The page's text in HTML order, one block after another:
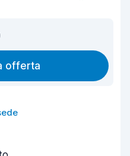
offerta